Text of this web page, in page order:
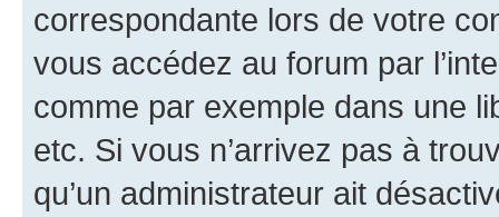
correspondante lors de votre
vous accédez au forum par
comme par exemple dans une
etc. Si vous n’arrivez pas à
qu’un administrateur ait